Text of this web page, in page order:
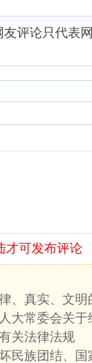
友评论只代表
才可发布评论
、真实、文明
大常委会关
关法律法规
民族团结、